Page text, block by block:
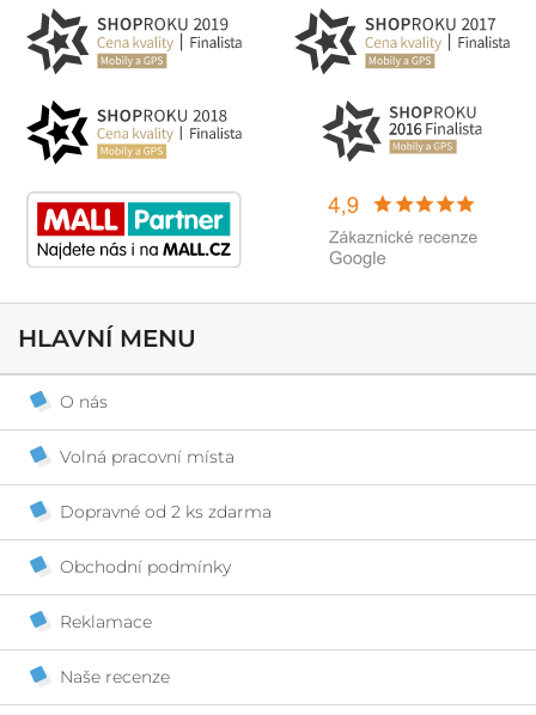
HLAVNÍ MENU
O nás
Volná pracovní místa
Dopravné od 2 ks zdarma
Obchodní podmínky
Reklamace
Naše recenze